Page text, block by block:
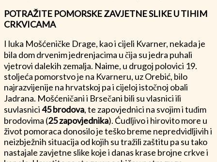
POTRAŽITE POMORSKE ZAVJETNE SLIKE U TIHIM
CRKVICAMA
I luka Mošćeničke Drage, kao i cijeli Kvarner, nekada je
bila dom drvenim jedrenjacima u čija su jedra puhali
vjetrovi dalekih zemalja. Naime, u drugoj polovici 19.
stoljeća pomorstvo je na Kvarneru, uz Orebić, bilo
najrazvijenije na hrvatskoj pa i cijeloj istočnoj obali
Jadrana. Mošćeničani i Brsečani bili su vlasnici ili
suvlasnici45 brodova, te zapovjednici na svojim i tuđim
brodovima (25 zapovjednika). Ćudljivo i hirovito more u
život pomoraca donosilo je teško breme nepredvidljivih i
neizbježnih situacija od kojih su tražili zaštitu pa su tako
nastajale zavjetne slike koje i danas krase brojne crkve i